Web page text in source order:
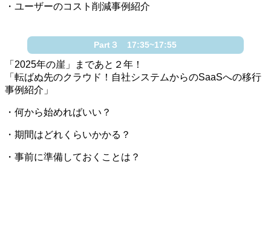
・ユーザーのコスト削減事例紹介
Part３ 17:35~17:55
「2025年の崖」まであと２年！
「転ばぬ先のクラウド！自社システムからのSaaSへの移行
事例紹介」
・何から始めればいい？
・期間はどれくらいかかる？
・事前に準備しておくことは？